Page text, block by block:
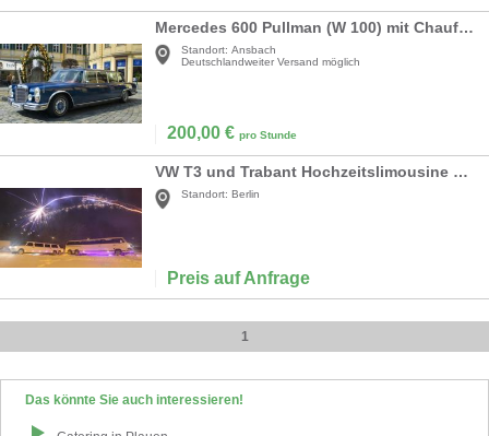
Mercedes 600 Pullman (W 100) mit Chauffeur
Standort: Ansbach
Deutschlandweiter Versand möglich
200,00 € pro Stunde
VW T3 und Trabant Hochzeitslimousine Hochzeitsauto
Standort: Berlin
Preis auf Anfrage
1
Das könnte Sie auch interessieren!